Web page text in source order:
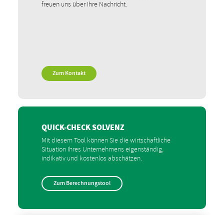
freuen uns über Ihre Nachricht.
Zum Kontakt
QUICK-CHECK SOLVENZ
Mit diesem Tool können Sie die wirtschaftliche
Situation Ihres Unternehmens eigenständig,
indikativ und kostenlos abschätzen.
Zum Berechnungstool